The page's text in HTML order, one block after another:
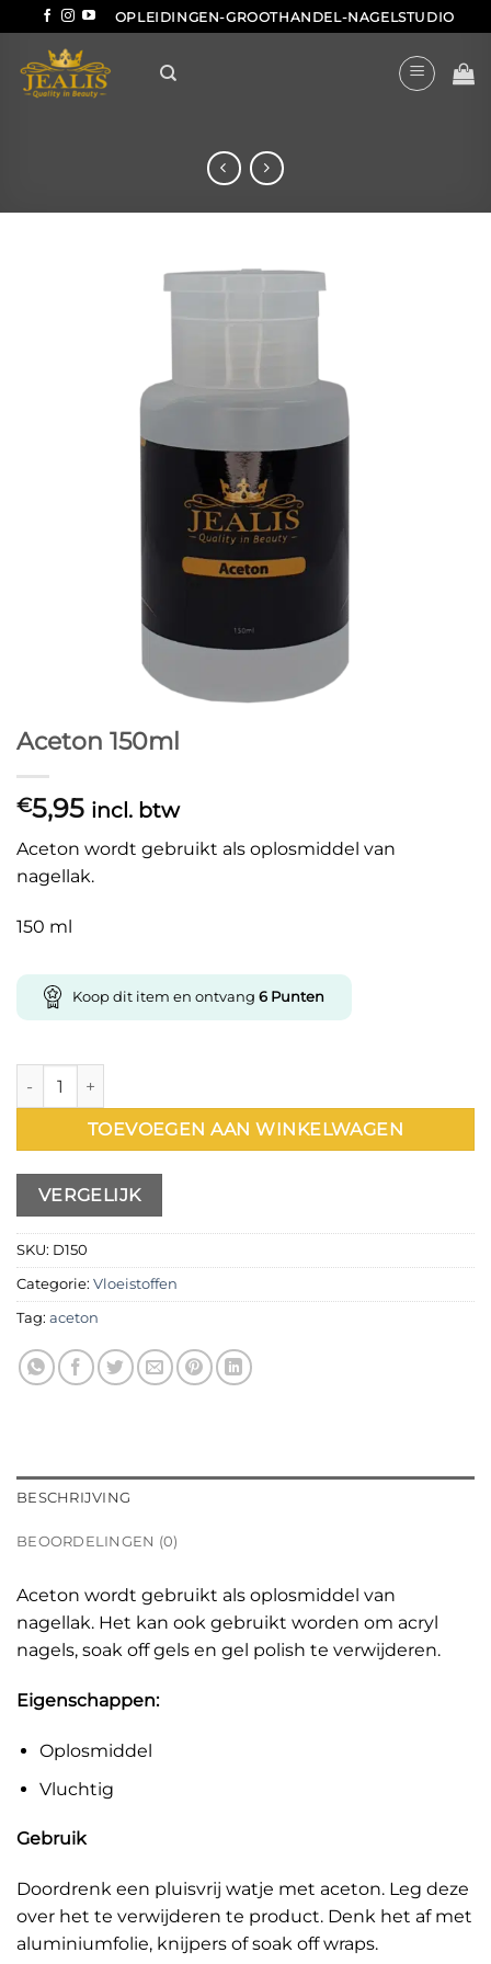
naar
inhoud
OPLEIDINGEN-GROOTHANDEL-NAGELSTUDIO
Aceton 150ml
€5,95 incl. btw
Aceton wordt gebruikt als oplosmiddel van
nagellak.
150 ml
Koop dit item en ontvang 6 Punten
Aceton 150ml aantal
TOEVOEGEN AAN WINKELWAGEN
VERGELIJK
SKU: D150
Categorie: Vloeistoffen
Tag: aceton
BESCHRIJVING
BEOORDELINGEN (0)
Aceton wordt gebruikt als oplosmiddel van
nagellak. Het kan ook gebruikt worden om acryl
nagels, soak off gels en gel polish te verwijderen.
Eigenschappen:
Oplosmiddel
Vluchtig
Gebruik
Doordrenk een pluisvrij watje met aceton. Leg deze
over het te verwijderen te product. Denk het af met
aluminiumfolie, knijpers of soak off wraps.